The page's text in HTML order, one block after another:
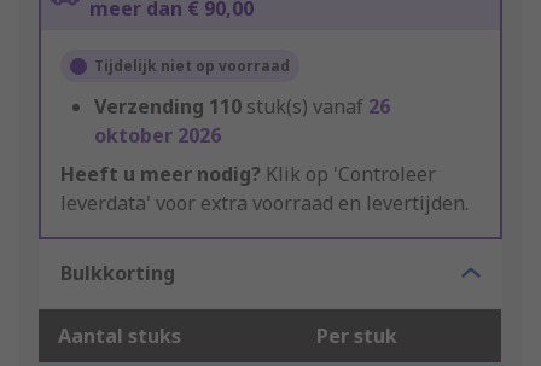
meer dan € 90,00
Tijdelijk niet op voorraad
Verzending 110 stuk(s) vanaf 26
oktober 2026
Heeft u meer nodig? Klik op 'Controleer
leverdata' voor extra voorraad en levertijden.
Bulkkorting
Aantal stuks Per stuk